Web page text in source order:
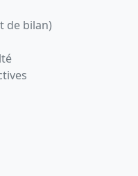
de bilan)